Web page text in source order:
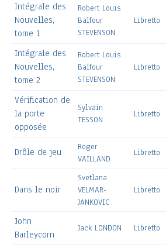
Intégrale des
Nouvelles,
tome 1
Robert Louis
Balfour
STEVENSON
Libretto
Intégrale des
Nouvelles,
tome 2
Robert Louis
Balfour
STEVENSON
Libretto
Vérification de
la porte
opposée
Sylvain
TESSON
Libretto
Drôle de jeu
Roger
VAILLAND
Libretto
Dans le noir
Svetlana
VELMAR-
JANKOVIC
Libretto
John
Barleycorn
Jack LONDON Libretto